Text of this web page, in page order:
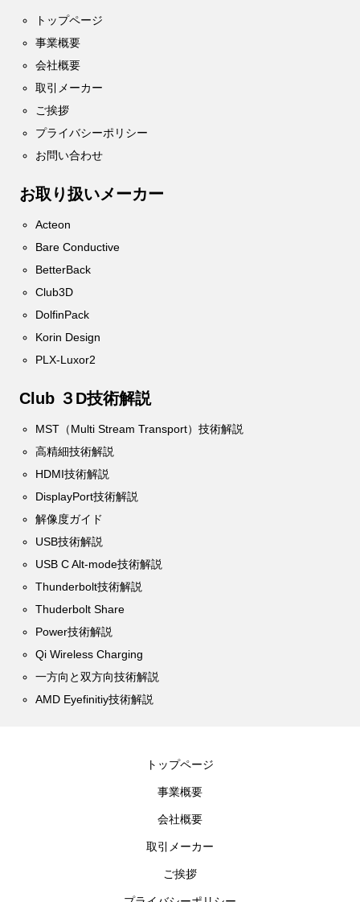
トップページ
事業概要
会社概要
取引メーカー
ご挨拶
プライバシーポリシー
お問い合わせ
お取り扱いメーカー
Acteon
Bare Conductive
BetterBack
Club3D
DolfinPack
Korin Design
PLX-Luxor2
Club ３D技術解説
MST（Multi Stream Transport）技術解説
高精細技術解説
HDMI技術解説
DisplayPort技術解説
解像度ガイド
USB技術解説
USB C Alt-mode技術解説
Thunderbolt技術解説
Thuderbolt Share
Power技術解説
Qi Wireless Charging
一方向と双方向技術解説
AMD Eyefinitiy技術解説
トップページ
事業概要
会社概要
取引メーカー
ご挨拶